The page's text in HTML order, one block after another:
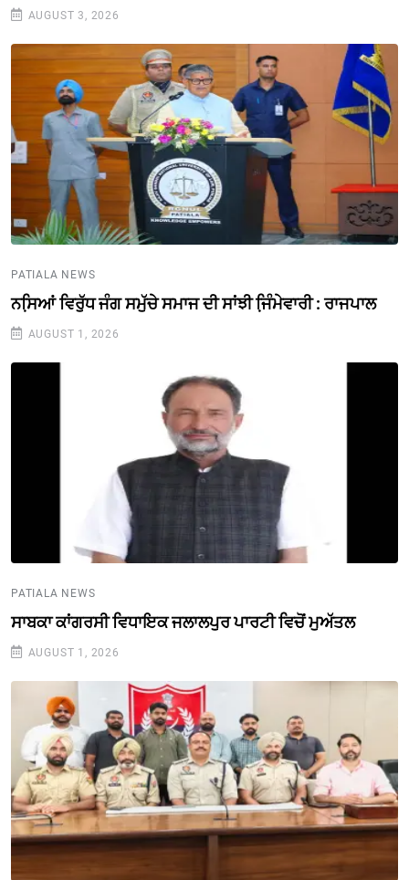
AUGUST 3, 2026
PATIALA NEWS
ਨਸਿ਼ਆਂ ਵਿਰੁੱਧ ਜੰਗ ਸਮੁੱਚੇ ਸਮਾਜ ਦੀ ਸਾਂਝੀ ਜਿ਼ੰਮੇਵਾਰੀ : ਰਾਜਪਾਲ
AUGUST 1, 2026
PATIALA NEWS
ਸਾਬਕਾ ਕਾਂਗਰਸੀ ਵਿਧਾਇਕ ਜਲਾਲਪੁਰ ਪਾਰਟੀ ਵਿਚੋਂ ਮੁਅੱਤਲ
AUGUST 1, 2026